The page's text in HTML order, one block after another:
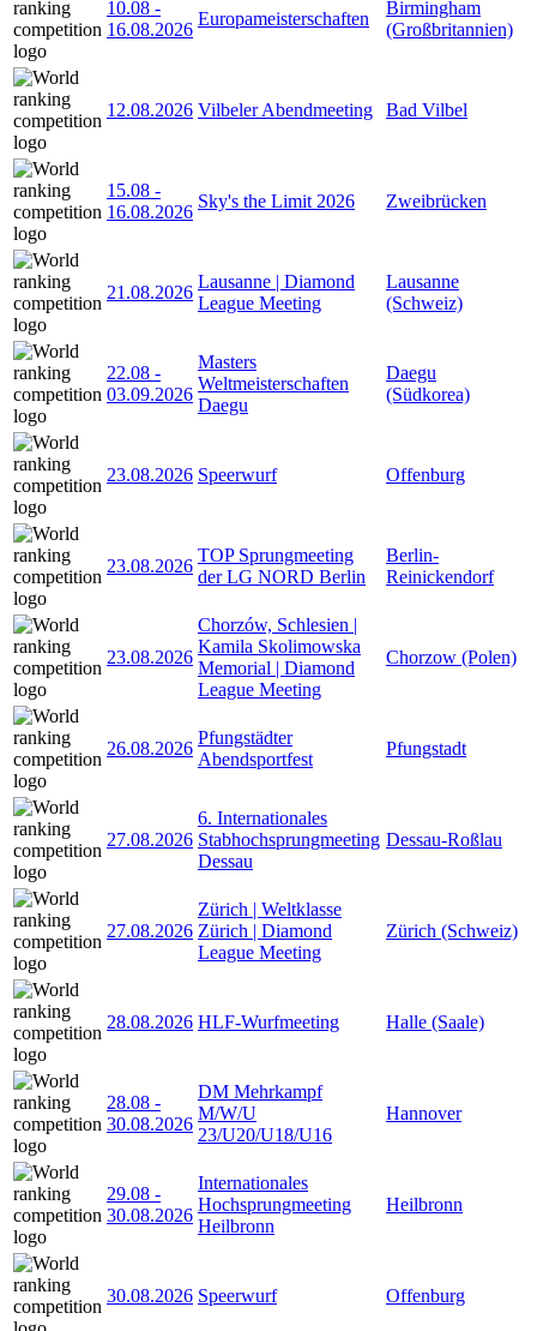
10.08 -
16.08.2026
Europameisterschaften
Birmingham
(Großbritannien)
12.08.2026 Vilbeler Abendmeeting Bad Vilbel
15.08 -
16.08.2026
Sky's the Limit 2026 Zweibrücken
21.08.2026
Lausanne | Diamond
League Meeting
Lausanne
(Schweiz)
22.08 -
03.09.2026
Masters
Weltmeisterschaften
Daegu
Daegu
(Südkorea)
23.08.2026 Speerwurf Offenburg
23.08.2026
TOP Sprungmeeting
der LG NORD Berlin
Berlin-
Reinickendorf
23.08.2026
Chorzów, Schlesien |
Kamila Skolimowska
Memorial | Diamond
League Meeting
Chorzow (Polen)
26.08.2026
Pfungstädter
Abendsportfest
Pfungstadt
27.08.2026
6. Internationales
Stabhochsprungmeeting
Dessau
Dessau-Roßlau
27.08.2026
Zürich | Weltklasse
Zürich | Diamond
League Meeting
Zürich (Schweiz)
28.08.2026 HLF-Wurfmeeting Halle (Saale)
28.08 -
30.08.2026
DM Mehrkampf
M/W/U
23/U20/U18/U16
Hannover
29.08 -
30.08.2026
Internationales
Hochsprungmeeting
Heilbronn
Heilbronn
30.08.2026 Speerwurf Offenburg